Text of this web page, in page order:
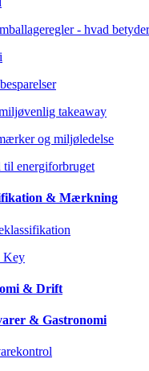
- hvad
takeaway
og miljøledelse
til energiforbruget
& Mærkning
Key
& Drift
& Gastronomi